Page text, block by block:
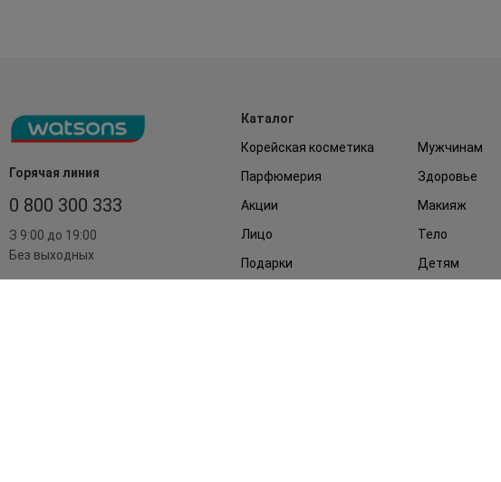
Горячая линия
0 800 300 333
З 9:00 до 19:00
Без выходных
Каталог
Корейская косметика
Мужчинам
Парфюмерия
Здоровье
Акции
Макияж
Лицо
Тело
Подарки
Детям